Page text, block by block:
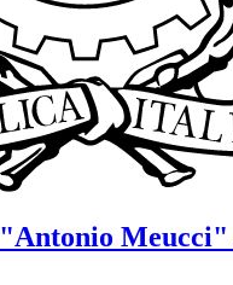
"Antonio Meucci"